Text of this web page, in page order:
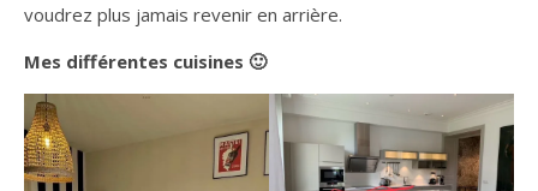
voudrez plus jamais revenir en arrière.
Mes différentes cuisines 🙂